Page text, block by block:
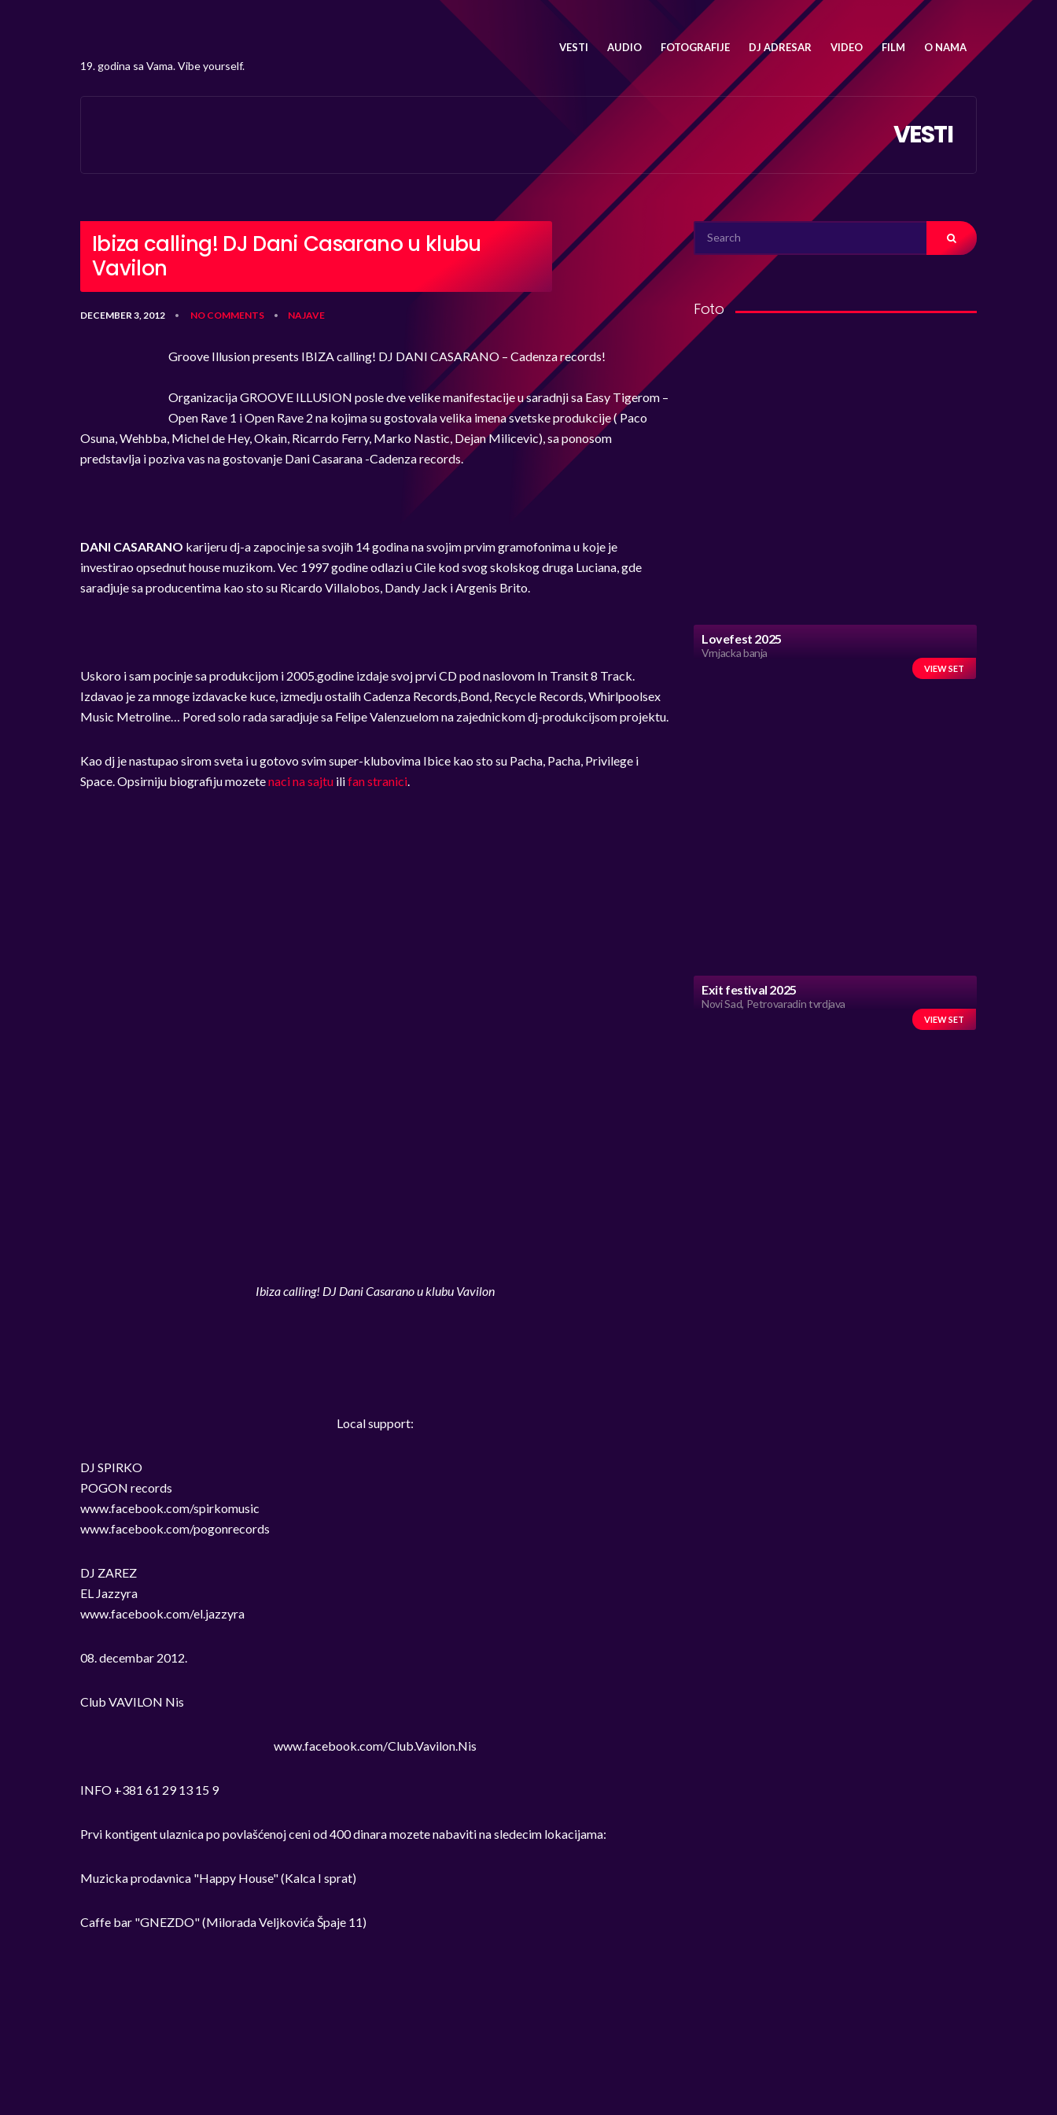
19. godina sa Vama. Vibe yourself.
VESTI AUDIO FOTOGRAFIJE DJ ADRESAR VIDEO FILM O NAMA
VESTI
Ibiza calling! DJ Dani Casarano u klubu
Vavilon
DECEMBER 3, 2012 • NO COMMENTS • NAJAVE
Groove Illusion presents IBIZA calling! DJ DANI CASARANO – Cadenza records!
Organizacija GROOVE ILLUSION posle dve velike manifestacije u saradnji sa Easy Tigerom –
Open Rave 1 i Open Rave 2 na kojima su gostovala velika imena svetske produkcije ( Paco
Osuna, Wehbba, Michel de Hey, Okain, Ricarrdo Ferry, Marko Nastic, Dejan Milicevic), sa ponosom
predstavlja i poziva vas na gostovanje Dani Casarana -Cadenza records.
DANI CASARANO karijeru dj-a zapocinje sa svojih 14 godina na svojim prvim gramofonima u koje je
investirao opsednut house muzikom. Vec 1997 godine odlazi u Cile kod svog skolskog druga Luciana, gde
saradjuje sa producentima kao sto su Ricardo Villalobos, Dandy Jack i Argenis Brito.
Uskoro i sam pocinje sa produkcijom i 2005.godine izdaje svoj prvi CD pod naslovom In Transit 8 Track.
Izdavao je za mnoge izdavacke kuce, izmedju ostalih Cadenza Records,Bond, Recycle Records, Whirlpoolsex
Music Metroline… Pored solo rada saradjuje sa Felipe Valenzuelom na zajednickom dj-produkcijsom projektu.
Kao dj je nastupao sirom sveta i u gotovo svim super-klubovima Ibice kao sto su Pacha, Pacha, Privilege i
Space. Opsirniju biografiju mozetenaci na sajtu ilifan stranici.
Ibiza calling! DJ Dani Casarano u klubu Vavilon
Local support:
DJ SPIRKO
POGON records
www.facebook.com/spirkomusic
www.facebook.com/pogonrecords
DJ ZAREZ
EL Jazzyra
www.facebook.com/el.jazzyra
08. decembar 2012.
Club VAVILON Nis
www.facebook.com/Club.Vavilon.Nis
INFO +381 61 29 13 15 9
Prvi kontigent ulaznica po povlašćenoj ceni od 400 dinara mozete nabaviti na sledecim lokacijama:
Muzicka prodavnica "Happy House" (Kalca I sprat)
Caffe bar "GNEZDO" (Milorada Veljkovića Špaje 11)
SEARCH
FOR:
Foto
Lovefest 2025
Vrnjacka banja
VIEW SET
Exit festival 2025
Novi Sad, Petrovaradin tvrdjava
VIEW SET